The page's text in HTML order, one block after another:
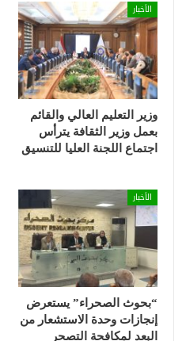
الأخبار
وزير التعليم العالي والقائم
بعمل وزير الثقافة يترأس
اجتماع اللجنة العليا للتنسيق
الأخبار
“بحوث الصحراء” يستعرض
إنجازات وحدة الاستشعار من
البعد لمكافحة التصحر